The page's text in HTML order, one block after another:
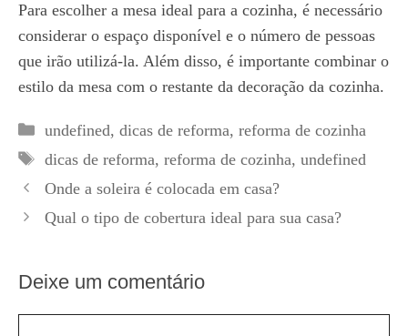
Para escolher a mesa ideal para a cozinha, é necessário
considerar o espaço disponível e o número de pessoas
que irão utilizá-la. Além disso, é importante combinar o
estilo da mesa com o restante da decoração da cozinha.
Categorias
undefined, dicas de reforma, reforma de cozinha
Tags
dicas de reforma, reforma de cozinha, undefined
Onde a soleira é colocada em casa?
Qual o tipo de cobertura ideal para sua casa?
Deixe um comentário